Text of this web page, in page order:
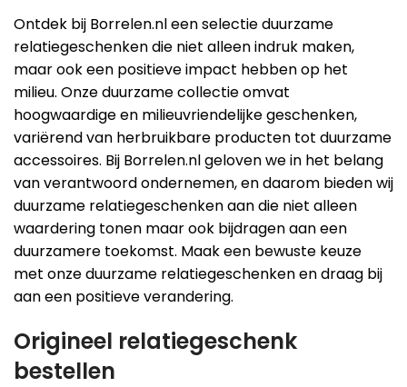
Ontdek bij Borrelen.nl een selectie duurzame
relatiegeschenken die niet alleen indruk maken,
maar ook een positieve impact hebben op het
milieu. Onze duurzame collectie omvat
hoogwaardige en milieuvriendelijke geschenken,
variërend van herbruikbare producten tot duurzame
accessoires. Bij Borrelen.nl geloven we in het belang
van verantwoord ondernemen, en daarom bieden wij
duurzame relatiegeschenken aan die niet alleen
waardering tonen maar ook bijdragen aan een
duurzamere toekomst. Maak een bewuste keuze
met onze duurzame relatiegeschenken en draag bij
aan een positieve verandering.
Origineel relatiegeschenk
bestellen